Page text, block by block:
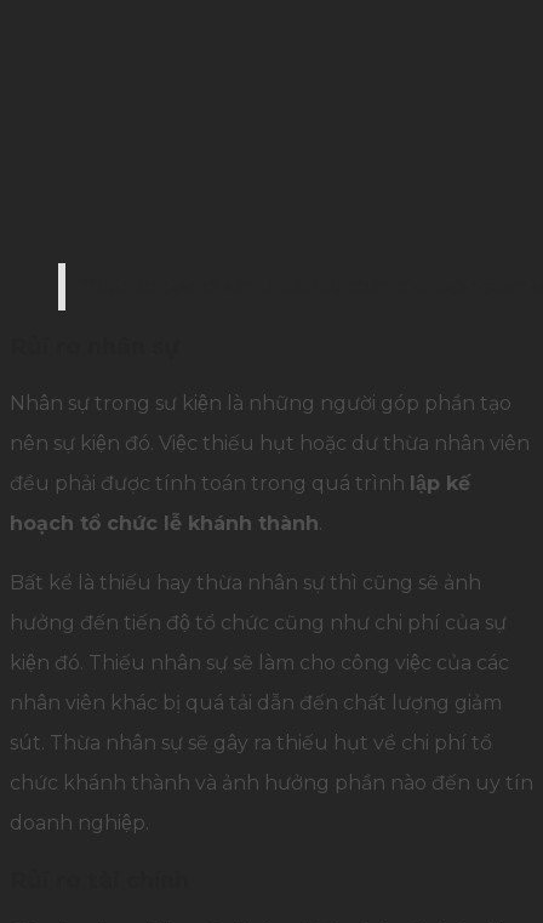
Nhân sự trong sư kiện là những người góp phần tạo
nên sự kiện đó. Việc thiếu hụt hoặc dư thừa nhân viên
đều phải được tính toán trong quá trình lập kế
hoạch tổ chức lễ khánh thành.
Bất kể là thiếu hay thừa nhân sự thì cũng sẽ ảnh
hưởng đến tiến độ tổ chức cũng như chi phí của sự
kiện đó. Thiếu nhân sự sẽ làm cho công việc của các
nhân viên khác bị quá tải dẫn đến chất lượng giảm
sút. Thừa nhân sự sẽ gây ra thiếu hụt về chi phí tổ
chức khánh thành và ảnh hưởng phần nào đến uy tín
doanh nghiệp.